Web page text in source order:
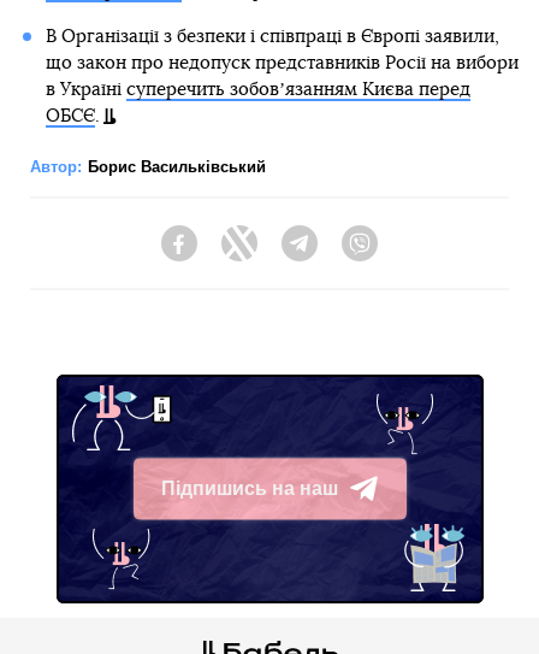
В Організації з безпеки і співпраці в Європі заявили,
що закон про недопуск представників Росії на вибори
в Україні суперечить зобовʼязанням Києва перед
ОБСЄ.
Автор: Борис Васильківський
FacebookTwitter Telegram
Підпишись на наш
Telegram